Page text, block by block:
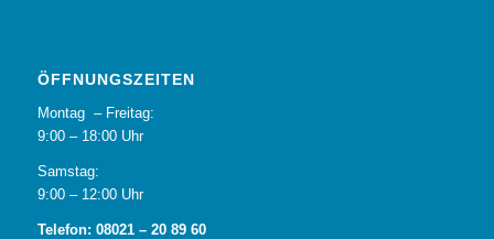
ÖFFNUNGSZEITEN
Montag – Freitag:
9:00 – 18:00 Uhr
Samstag:
9:00 – 12:00 Uhr
Telefon: 08021 – 20 89 60